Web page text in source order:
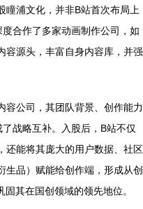
瞳浦文化，并非B站首次布局上
合作了多家动画制作公司，如
容源头，丰富自身内容库，并强
容公司，其团队背景、创作能力
战略互补。入股后，B站不仅
还能将其庞大的用户数据、社区
生品）赋能给创作端，形成从创
其在国创领域的领先地位。